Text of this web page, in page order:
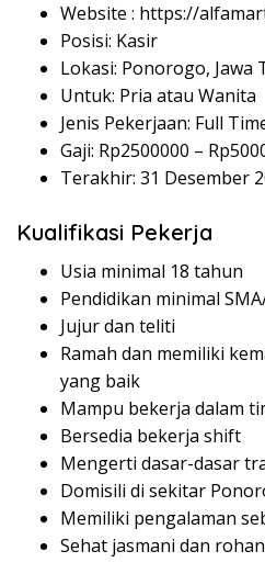
Website : https://
Posisi: Kasir
Lokasi: Ponorogo, Jawa
Untuk: Pria atau Wanita
Jenis Pekerjaan: Full
Gaji: Rp2500000 – Rp
Terakhir: 31 Desember
Kualifikasi Pekerja
Usia minimal 18 tahun
Pendidikan minimal
Jujur dan teliti
Ramah dan memiliki
yang baik
Mampu bekerja dalam
Bersedia bekerja shift
Mengerti dasar-dasar
Domisili di sekitar
Memiliki pengalaman
Sehat jasmani dan